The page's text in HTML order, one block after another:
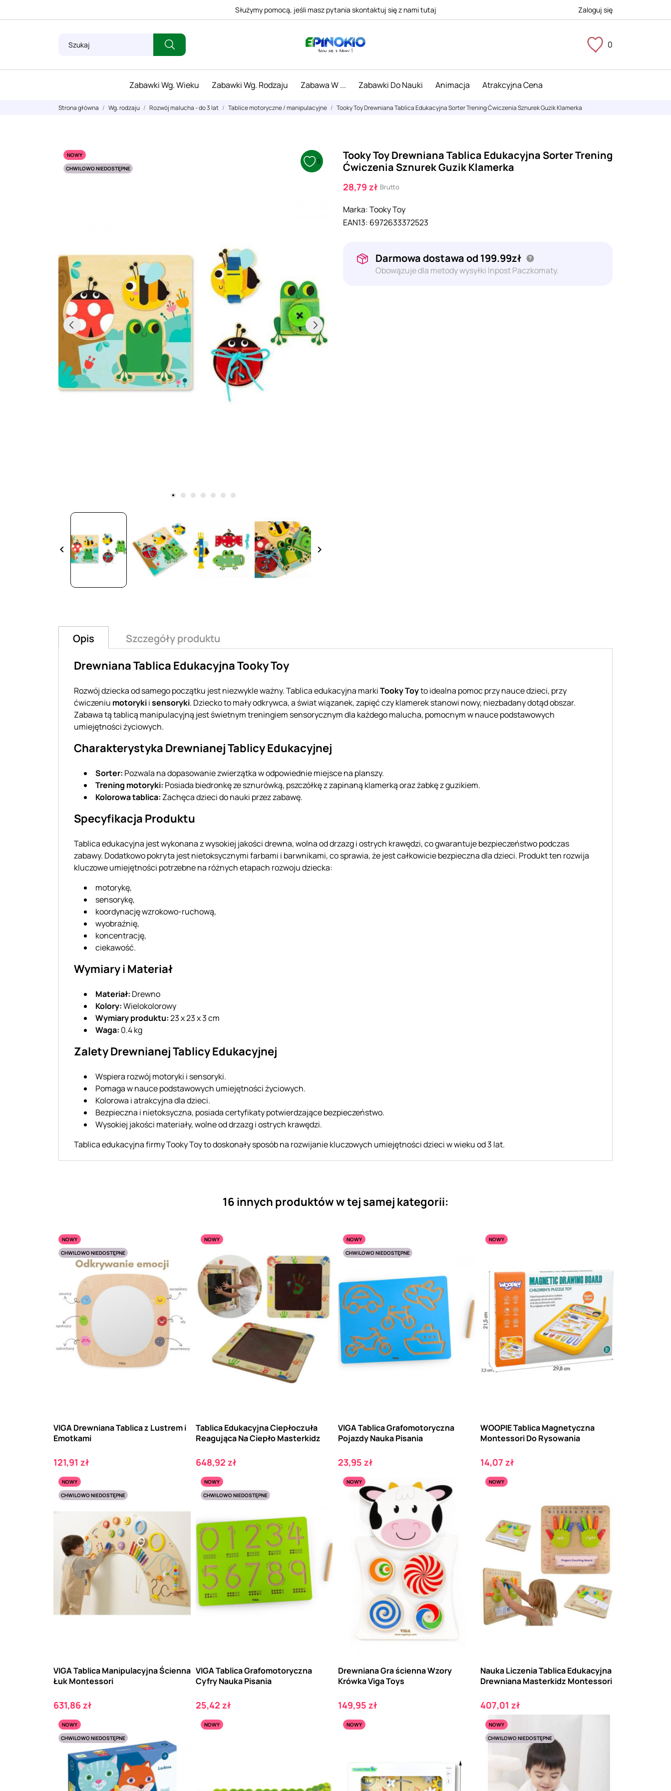
Służymy pomocą, jeśli masz pytania skontaktuj się z nami tutaj Zaloguj się
0
Zabawki Wg. Wieku Zabawki Wg. Rodzaju Zabawa W ... Zabawki Do Nauki Animacja Atrakcyjna Cena
Strona główna Wg. rodzaju Rozwój malucha - do 3 lat Tablice motoryczne / manipulacyjne Tooky Toy Drewniana Tablica Edukacyjna Sorter Trening Ćwiczenia Sznurek Guzik Klamerka
NOWY
CHWILOWO NIEDOSTĘPNE
keyboard_arrow_left keyboard_arrow_right
0
Tooky Toy Drewniana Tablica Edukacyjna Sorter Trening
Ćwiczenia Sznurek Guzik Klamerka
28,79 zł Brutto
Marka:Tooky Toy
EAN13: 6972633372523
Darmowa dostawa od 199.99zł
Obowązuje dla metody wysyłki Inpost Paczkomaty.
Opis Szczegóły produktu
Drewniana Tablica Edukacyjna Tooky Toy
Rozwój dziecka od samego początku jest niezwykle ważny. Tablica edukacyjna markiTooky Toyto idealna pomoc przy nauce dzieci, przy
ćwiczeniu motorykiisensoryki. Dziecko to mały odkrywca, a świat wiązanek, zapięć czy klamerek stanowi nowy, niezbadany dotąd obszar.
Zabawa tą tablicą manipulacyjną jest świetnym treningiem sensorycznym dla każdego malucha, pomocnym w nauce podstawowych
umiejętności życiowych.
Charakterystyka Drewnianej Tablicy Edukacyjnej
Sorter: Pozwala na dopasowanie zwierzątka w odpowiednie miejsce na planszy.
Trening motoryki: Posiada biedronkę ze sznurówką, pszczółkę z zapinaną klamerką oraz żabkę z guzikiem.
Kolorowa tablica: Zachęca dzieci do nauki przez zabawę.
Specyfikacja Produktu
Tablica edukacyjna jest wykonana z wysokiej jakości drewna, wolna od drzazg i ostrych krawędzi, co gwarantuje bezpieczeństwo podczas
zabawy. Dodatkowo pokryta jest nietoksycznymi farbami i barwnikami, co sprawia, że jest całkowicie bezpieczna dla dzieci. Produkt ten rozwija
kluczowe umiejętności potrzebne na różnych etapach rozwoju dziecka:
motorykę,
sensorykę,
koordynację wzrokowo-ruchową,
wyobraźnię,
koncentrację,
ciekawość.
Wymiary i Materiał
Materiał: Drewno
Kolory:Wielokolorowy
Wymiary produktu:23 x 23 x 3 cm
Waga: 0.4 kg
Zalety Drewnianej Tablicy Edukacyjnej
Wspiera rozwój motoryki i sensoryki.
Pomaga w nauce podstawowych umiejętności życiowych.
Kolorowa i atrakcyjna dla dzieci.
Bezpieczna i nietoksyczna, posiada certyfikaty potwierdzające bezpieczeństwo.
Wysokiej jakości materiały, wolne od drzazg i ostrych krawędzi.
Tablica edukacyjna firmy Tooky Toy to doskonały sposób na rozwijanie kluczowych umiejętności dzieci w wieku od 3 lat.
16 innych produktów w tej samej kategorii:
NOWY
CHWILOWO NIEDOSTĘPNE
VIGA Drewniana Tablica z Lustrem i
Emotkami
Cena
121,91 zł
NOWY
Tablica Edukacyjna Ciepłoczuła
Reagująca Na Ciepło Masterkidz
Cena
648,92 zł
NOWY
CHWILOWO NIEDOSTĘPNE
VIGA Tablica Grafomotoryczna
Pojazdy Nauka Pisania
Cena
23,95 zł
NOWY
WOOPIE Tablica Magnetyczna
Montessori Do Rysowania
Cena
14,07 zł
NOWY
CHWILOWO NIEDOSTĘPNE
VIGA Tablica Manipulacyjna Ścienna
Łuk Montessori
Cena
631,86 zł
NOWY
CHWILOWO NIEDOSTĘPNE
VIGA Tablica Grafomotoryczna
Cyfry Nauka Pisania
Cena
25,42 zł
NOWY
Drewniana Gra ścienna Wzory
Krówka Viga Toys
Cena
149,95 zł
NOWY
Nauka Liczenia Tablica Edukacyjna
Drewniana Masterkidz Montessori
Cena
407,01 zł
NOWY
CHWILOWO NIEDOSTĘPNE
NOWY NOWY
NOWY
CHWILOWO NIEDOSTĘPNE